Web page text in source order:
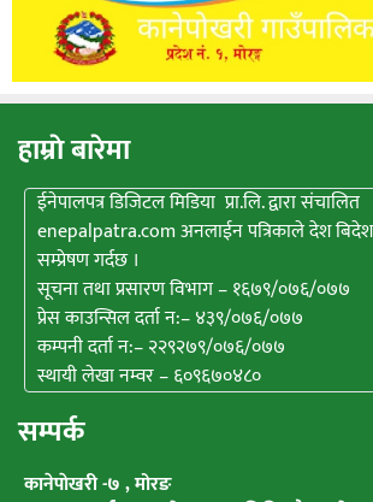
हाम्राे बारेमा
ईनेपालपत्र डिजिटल मिडिया प्रा.लि. द्वारा संचालित
enepalpatra.com अनलाईन पत्रिकाले देश
सम्प्रेषण गर्दछ ।
सूचना तथा प्रसारण विभाग – १६७९/०७६/०७७
प्रेस काउन्सिल दर्ता न:– ४३९/०७६/०७७
कम्पनी दर्ता न:– २२९२७९/०७६/०७७
स्थायी लेखा नम्वर – ६०९६७०४८०
सम्पर्क
कानेपाेखरी -७ , मोरङ